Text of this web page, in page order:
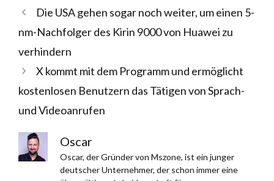
Die USA gehen sogar noch weiter, um einen 5-
nm-Nachfolger des Kirin 9000 von Huawei zu
verhindern
X kommt mit dem Programm und ermöglicht
kostenlosen Benutzern das Tätigen von Sprach-
und Videoanrufen
Oscar
Oscar, der Gründer von Mszone, ist ein junger
deutscher Unternehmer, der schon immer eine